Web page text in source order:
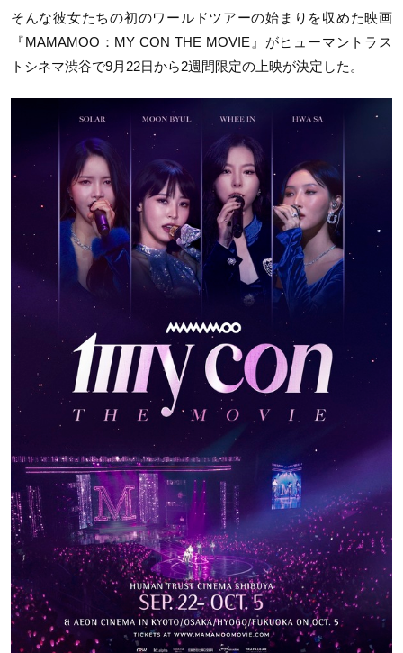
そんな彼女たちの初のワールドツアーの始まりを収めた映画
『MAMAMOO ： MY CON THE MOVIE 』がヒューマントラス
トシネマ渋谷で9月 22日から2週間限定の上映が決定した。